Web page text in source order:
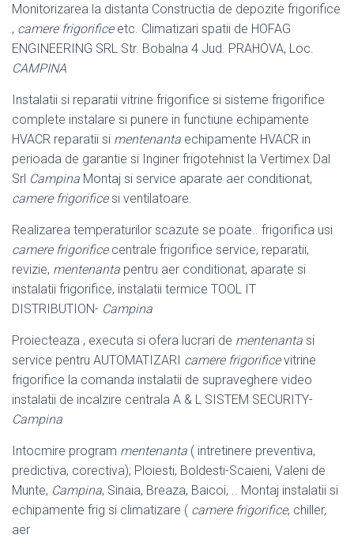
Monitorizarea la distanta Constructia de depozite frigorifice
, camere frigorificeetc. Climatizari spatii de HOFAG
ENGINEERING SRL Str. Bobalna 4 Jud. PRAHOVA, Loc.
CAMPINA
Instalatii si reparatii vitrine frigorifice si sisteme frigorifice
complete instalare si punere in functiune echipamente
HVACR reparatii si mentenanta echipamente HVACR in
perioada de garantie si Inginer frigotehnist la Vertimex Dal
Srl Campina Montaj si service aparate aer conditionat,
camere frigorificesi ventilatoare.
Realizarea temperaturilor scazute se poate.. frigorifica usi
camere frigorificecentrale frigorifice service, reparatii,
revizie, mentenanta pentru aer conditionat, aparate si
instalatii frigorifice, instalatii termice TOOL IT
DISTRIBUTION- Campina
Proiecteaza , executa si ofera lucrari de mentenanta si
service pentru AUTOMATIZARI camere frigorificevitrine
frigorifice la comanda instalatii de supraveghere video
instalatii de incalzire centrala A & L SISTEM SECURITY-
Campina
Intocmire program mentenanta ( intretinere preventiva,
predictiva, corectiva); Ploiesti, Boldesti-Scaieni, Valeni de
Munte, Campina, Sinaia, Breaza, Baicoi, .. Montaj instalatii si
echipamente frig si climatizare ( camere frigorifice, chiller,
aer